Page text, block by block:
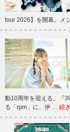
tour 2026】を開幕。メ
動10周年を迎える。『
る「rpm」に、伊 … 続